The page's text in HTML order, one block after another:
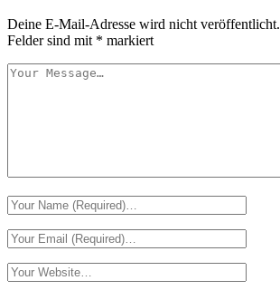
Deine E-Mail-Adresse wird nicht veröffentlicht.
Felder sind mit * markiert